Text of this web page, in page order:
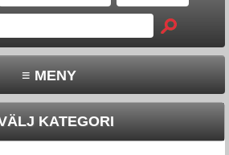
≡ MENY
KATEGORI